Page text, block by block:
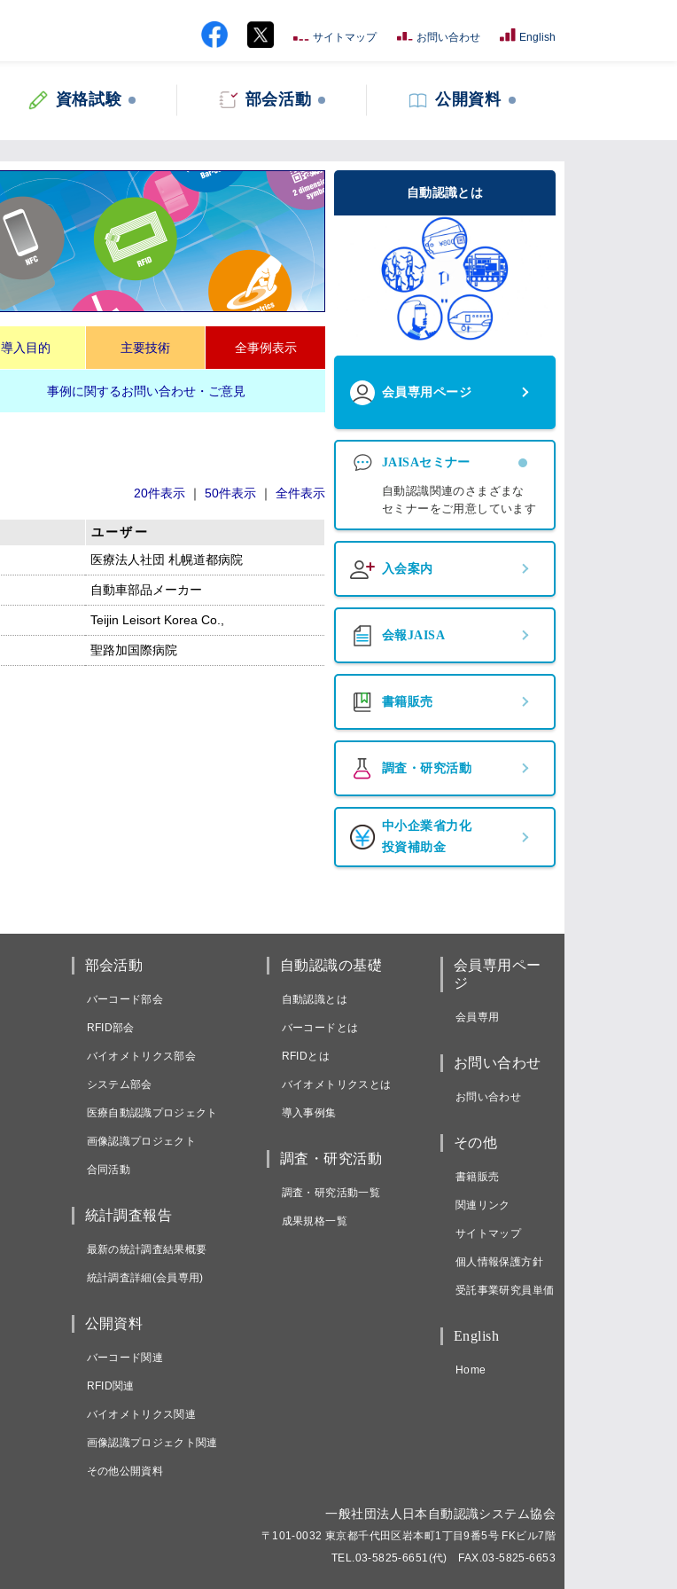
サイトマップ お問い合わせ English
資格試験 部会活動 公開資料
導入目的 主要技術 全事例表示
事例に関するお問い合わせ・ご意見
20件表示 ｜ 50件表示 ｜ 全件表示
ユーザー
医療法人社団 札幌道都病院
自動車部品メーカー
Teijin Leisort Korea Co.,
聖路加国際病院
自動認識とは
会員専用ページ
JAISAセミナー
自動認識関連のさまざまな
セミナーをご用意しています
入会案内
会報JAISA
書籍販売
調査・研究活動
中小企業省力化
投資補助金
部会活動
バーコード部会
RFID部会
バイオメトリクス部会
システム部会
医療自動認識プロジェクト
画像認識プロジェクト
合同活動
統計調査報告
最新の統計調査結果概要
統計調査詳細(会員専用)
公開資料
バーコード関連
RFID関連
バイオメトリクス関連
画像認識プロジェクト関連
その他公開資料
自動認識の基礎
自動認識とは
バーコードとは
RFIDとは
バイオメトリクスとは
導入事例集
調査・研究活動
調査・研究活動一覧
成果規格一覧
会員専用ペー
ジ
会員専用
お問い合わせ
お問い合わせ
その他
書籍販売
関連リンク
サイトマップ
個人情報保護方針
受託事業研究員単価
English
Home
一般社団法人日本自動認識システム協会
〒101-0032 東京都千代田区岩本町1丁目9番5号 FKビル7階
TEL.03-5825-6651(代) FAX.03-5825-6653